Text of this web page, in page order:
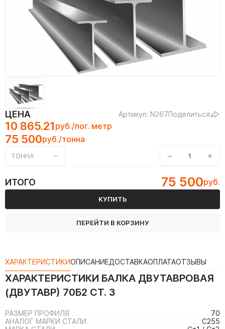
ЦЕНА Артикул: N267Поделиться
10 865.21 руб./пог. метр
75 500руб./тонна
ТОННА − +
ИТОГО 75 500руб.
КУПИТЬ
ПЕРЕЙТИ В КОРЗИНУ
ХАРАКТЕРИСТИКИОПИСАНИЕДОСТАВКАОПЛАТАОТЗЫВЫ
ХАРАКТЕРИСТИКИ БАЛКА ДВУТАВРОВАЯ
(ДВУТАВР) 70Б2 СТ. 3
РАЗМЕР ПРОФИЛЯ
70
АНАЛОГ МАРКИ СТАЛИ
С255